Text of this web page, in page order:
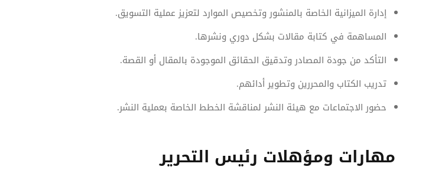
إدارة الميزانية الخاصة بالمنشور وتخصيص الموارد لتعزيز عملية التسويق.
المساهمة في كتابة مقالات بشكل دوري ونشرها.
التأكد من جودة المصادر وتدقيق الحقائق الموجودة بالمقال أو القصة.
تدريب الكتاب والمحررين وتطوير أدائهم.
حضور الاجتماعات مع هيئة النشر لمناقشة الخطط الخاصة بعملية النشر.
مهارات ومؤهلات رئيس التحرير